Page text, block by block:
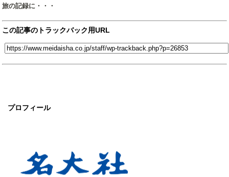
プロフィール
旅の記録に・・・
この記事のトラックバック用URL